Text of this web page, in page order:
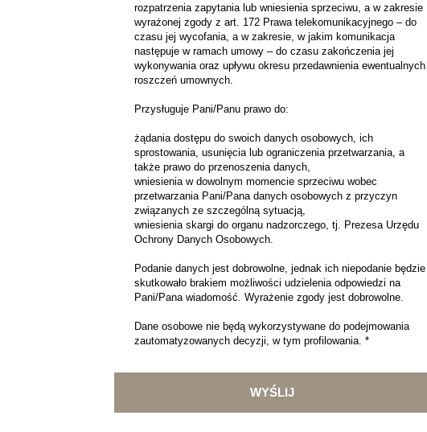
rozpatrzenia zapytania lub wniesienia sprzeciwu, a w zakresie
wyrażonej zgody z art. 172 Prawa telekomunikacyjnego – do
czasu jej wycofania, a w zakresie, w jakim komunikacja
następuje w ramach umowy – do czasu zakończenia jej
wykonywania oraz upływu okresu przedawnienia ewentualnych
roszczeń umownych.
Przysługuje Pani/Panu prawo do:
żądania dostępu do swoich danych osobowych, ich
sprostowania, usunięcia lub ograniczenia przetwarzania, a
także prawo do przenoszenia danych,
wniesienia w dowolnym momencie sprzeciwu wobec
przetwarzania Pani/Pana danych osobowych z przyczyn
związanych ze szczególną sytuacją,
wniesienia skargi do organu nadzorczego, tj. Prezesa Urzędu
Ochrony Danych Osobowych.
Podanie danych jest dobrowolne, jednak ich niepodanie będzie
skutkowało brakiem możliwości udzielenia odpowiedzi na
Pani/Pana wiadomość. Wyrażenie zgody jest dobrowolne.
Dane osobowe nie będą wykorzystywane do podejmowania
zautomatyzowanych decyzji, w tym profilowania. *